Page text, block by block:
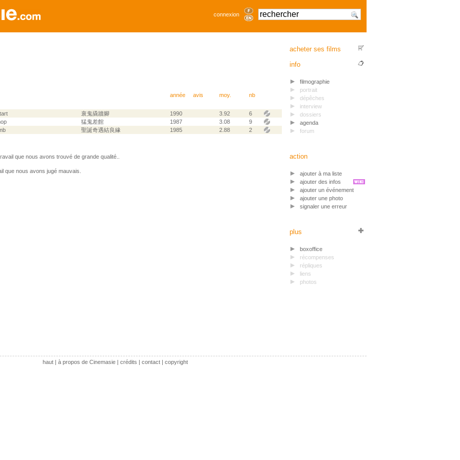
connexion
année avis moy. nb
衰鬼撬牆腳 1990 3.92
6
猛鬼差館 1987 3.08
9
聖誕奇遇結良緣 1985 2.88 2
que nous avons trouvé de grande qualité..
que nous avons jugé mauvais.
acheter ses films
info
filmographie
portrait
dépêches
interview
dossiers
agenda
forum
action
ajouter à ma liste
ajouter des infos
ajouter un événement
ajouter une photo
signaler une erreur
plus
boxoffice
récompenses
répliques
liens
photos
haut| à propos de Cinemasie| crédits | contact| copyright